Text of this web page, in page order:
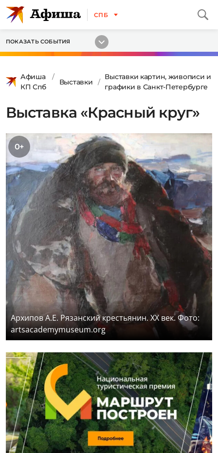
СПБ
ПОКАЗАТЬ СОБЫТИЯ
Афиша
КП Спб
Выставки
Выставки картин, живописи и
графики в Санкт-Петербурге
Выставка «Красный круг»
0+
Архипов А.Е. Рязанский крестьянин. XX век. Фото:
artsacademymuseum.org